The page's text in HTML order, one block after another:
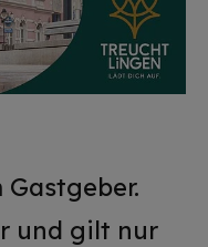
und gilt nur